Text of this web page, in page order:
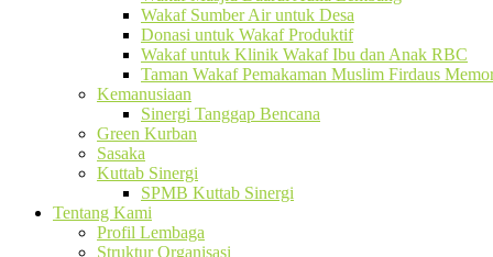
Wakaf Sumber Air untuk Desa
Donasi untuk Wakaf Produktif
Wakaf untuk Klinik Wakaf Ibu dan Anak RBC
Taman Wakaf Pemakaman Muslim Firdaus
Kemanusiaan
Sinergi Tanggap Bencana
Green Kurban
Sasaka
Kuttab Sinergi
SPMB Kuttab Sinergi
Tentang Kami
Profil Lembaga
Struktur Organisasi